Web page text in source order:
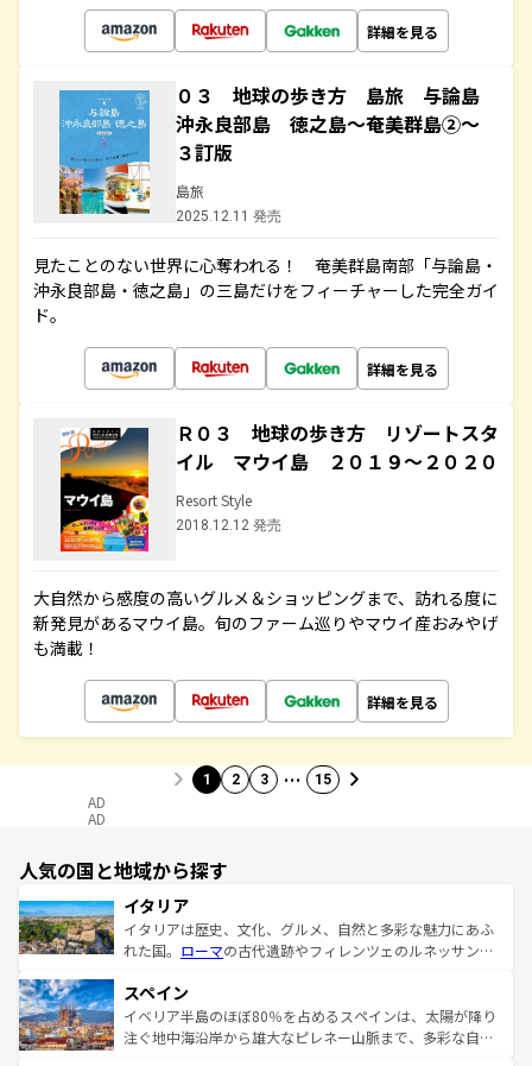
詳細を見る
０３ 地球の歩き方 島旅 与論島
沖永良部島 徳之島～奄美群島②～
３訂版
島旅
2025.12.11 発売
見たことのない世界に心奪われる！ 奄美群島南部「与論島・
沖永良部島・徳之島」の三島だけをフィーチャーした完全ガイ
ド。
詳細を見る
Ｒ０３ 地球の歩き方 リゾートスタ
イル マウイ島 ２０１９～２０２０
Resort Style
2018.12.12 発売
大自然から感度の高いグルメ＆ショッピングまで、訪れる度に
新発見があるマウイ島。旬のファーム巡りやマウイ産おみやげ
も満載！
詳細を見る
1 2 3 … 15
AD
AD
人気の国と地域から探す
イタリア
イタリアは歴史、文化、グルメ、自然と多彩な魅力にあふ
れた国。 ローマの古代遺跡やフィレンツェのルネッサンス
ろん、トスカーナの美しい田園風景やアマルフィ海岸の絶
景など、自然景観も見逃せない。観光の合間には、本場の
ピザやパスタなど、絶品のイタリア料理を堪能することも
スペイン
イベリア半島のほぼ80％を占めるスペインは、太陽が降り
注ぐ地中海沿岸から雄大なピレネー山脈まで、多彩な自然